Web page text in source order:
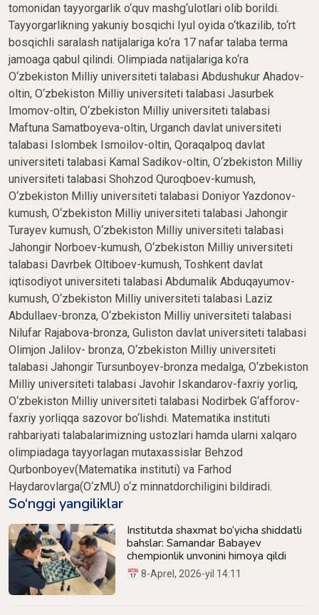
tomonidan tayyorgarlik o‘quv mashg‘ulotlari olib borildi.
Tayyorgarlikning yakuniy bosqichi Iyul oyida o‘tkazilib, to‘rt
bosqichli saralash natijalariga ko‘ra 17 nafar talaba terma
jamoaga qabul qilindi. Olimpiada natijalariga ko‘ra
O‘zbekiston Milliy universiteti talabasi Abdushukur Ahadov-
oltin, O‘zbekiston Milliy universiteti talabasi Jasurbek
Imomov-oltin, O‘zbekiston Milliy universiteti talabasi
Maftuna Samatboyeva-oltin, Urganch davlat universiteti
talabasi Islombek Ismoilov-oltin, Qoraqalpoq davlat
universiteti talabasi Kamal Sadikov-oltin, O‘zbekiston Milliy
universiteti talabasi Shohzod Quroqboev-kumush,
O‘zbekiston Milliy universiteti talabasi Doniyor Yazdonov-
kumush, O‘zbekiston Milliy universiteti talabasi Jahongir
Turayev kumush, O‘zbekiston Milliy universiteti talabasi
Jahongir Norboev-kumush, O‘zbekiston Milliy universiteti
talabasi Davrbek Oltiboev-kumush, Toshkent davlat
iqtisodiyot universiteti talabasi Abdumalik Abduqayumov-
kumush, O‘zbekiston Milliy universiteti talabasi Laziz
Abdullaev-bronza, O‘zbekiston Milliy universiteti talabasi
Nilufar Rajabova-bronza, Guliston davlat universiteti talabasi
Olimjon Jalilov- bronza, O‘zbekiston Milliy universiteti
talabasi Jahongir Tursunboyev-bronza medalga, O‘zbekiston
Milliy universiteti talabasi Javohir Iskandarov-faxriy yorliq,
O‘zbekiston Milliy universiteti talabasi Nodirbek G‘afforov-
faxriy yorliqqa sazovor bo‘lishdi. Matematika instituti
rahbariyati talabalarimizning ustozlari hamda ularni xalqaro
olimpiadaga tayyorlagan mutaxassislar Behzod
Qurbonboyev(Matematika instituti) va Farhod
Haydarovlarga(O‘zMU) o‘z minnatdorchiligini bildiradi.
So‘nggi yangiliklar
Institutda shaxmat bo‘yicha shiddatli
bahslar: Samandar Babayev
chempionlik unvonini himoya qildi
📅 8-Aprel, 2026-yil 14:11